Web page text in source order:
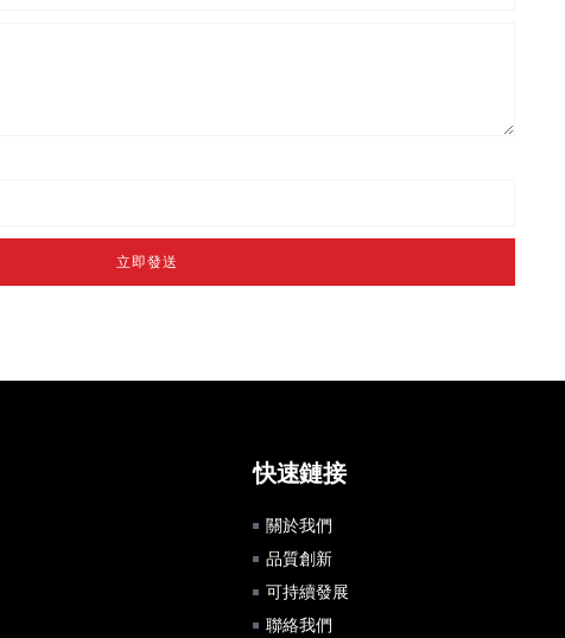
立即發送
快速鏈接
關於我們
品質創新
可持續發展
聯絡我們